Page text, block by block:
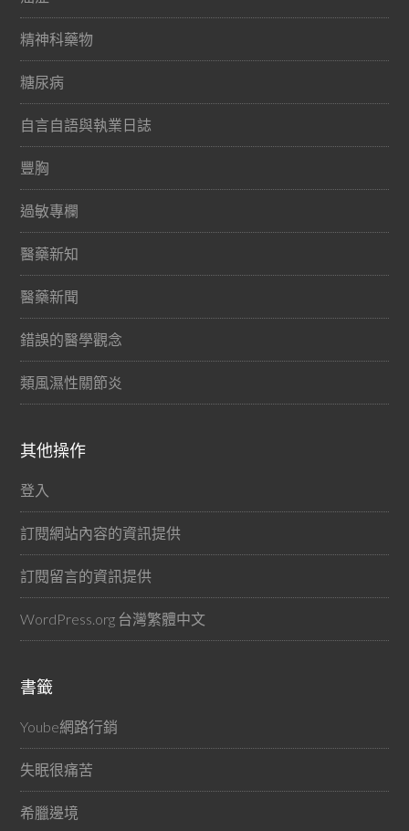
精神科藥物
糖尿病
自言自語與執業日誌
豐胸
過敏專欄
醫藥新知
醫藥新聞
錯誤的醫學觀念
類風濕性關節炎
其他操作
登入
訂閱網站內容的資訊提供
訂閱留言的資訊提供
WordPress.org 台灣繁體中文
書籤
Yoube網路行銷
失眠很痛苦
希臘邊境